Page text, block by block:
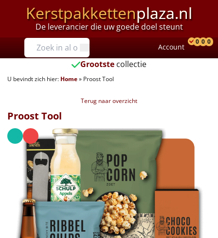
Kerstpakkettenplaza.nl
De leverancier die uw goede doel steunt
Prijzen
Tot €25
€25 tot €35
€40 tot €45
€45 tot €50
€50 tot €55
€55 tot €75
€75 tot €100
Account
0 0 0
Grootste collectie
U bevindt zich hier: Home» Proost Tool
Terug naar overzicht
Proost Tool